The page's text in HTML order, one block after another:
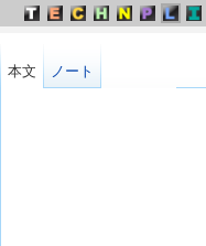
本文 ノート